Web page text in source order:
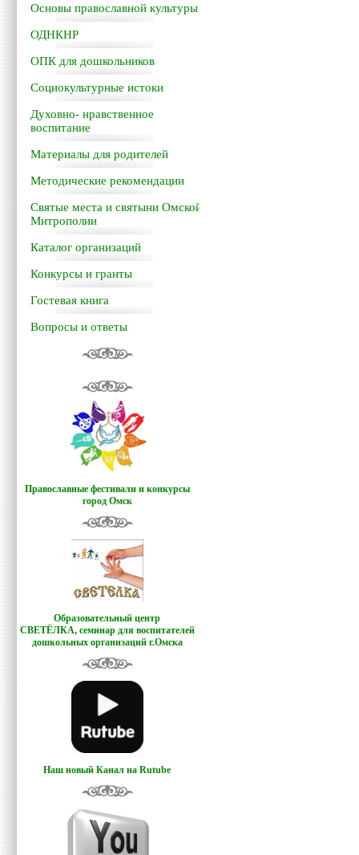
Основы православной культуры
ОДНКНР
ОПК для дошкольников
Социокультурные истоки
Духовно- нравственное
воспитание
Материалы для родителей
Методические рекомендации
Святые места и святыни Омской
Митрополии
Каталог организаций
Конкурсы и гранты
Гостевая книга
Вопросы и ответы
Православные фестивали и конкурсы
город Омск
Образовательный центр
СВЕТЁЛКА, семинар для воспитателей
дошкольных организаций г.Омска
Наш новый Канал на Rutube